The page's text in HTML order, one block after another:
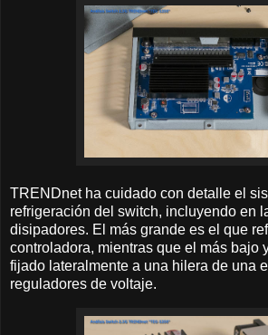
TRENDnet ha cuidado con detalle el
refrigeración del switch, incluyendo en
disipadores. El más grande es el que
controladora, mientras que el más bajo
fijado lateralmente a una hilera de una
reguladores de voltaje.